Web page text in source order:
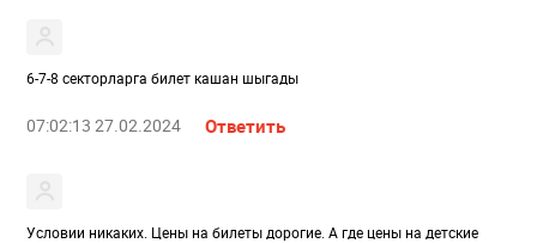
6-7-8 секторларга билет кашан шыгады
07:02:13 27.02.2024 Ответить
Условии никаких. Цены на билеты дорогие. А где цены на детские